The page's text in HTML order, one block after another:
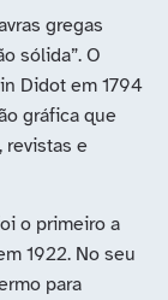
gregas
sólida”. O
Didot em 1794
gráfica que
revistas e
o primeiro a
1922. No seu
para